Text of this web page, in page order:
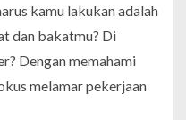
kamu lakukan adalah
dan bakatmu? Di
Dengan memahami
melamar pekerjaan